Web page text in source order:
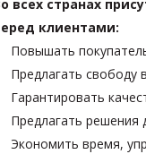
всех странах
клиентами:
Повышать
Предлагать свободу
Гарантировать
Предлагать решения
Экономить время,